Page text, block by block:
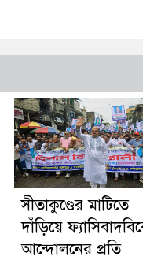
সীতাকুণ্ডের মাটিতে
দাঁড়িয়ে
আন্দোলনের প্রতি